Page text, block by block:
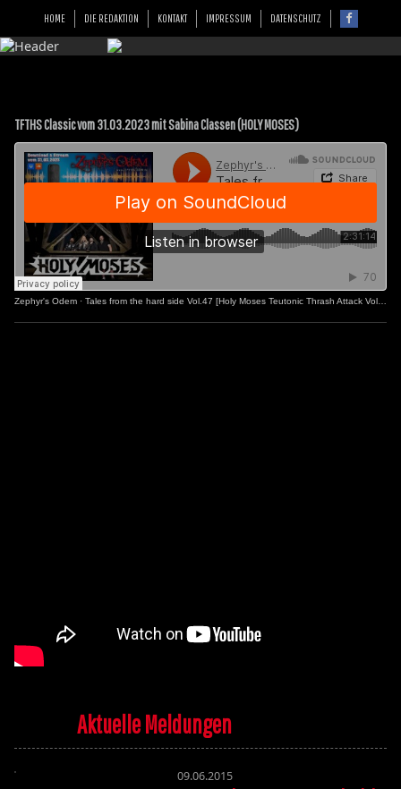
HOME DIE REDAKTION KONTAKT IMPRESSUM DATENSCHUTZ
TFTHS Classic vom 31.03.2023 mit Sabina Classen (HOLY MOSES)
Zephyr's Odem · Tales from the hard side Vol.47 [Holy Moses Teutonic Thrash Attack Vol.2]
Aktuelle Meldungen
09.06.2015